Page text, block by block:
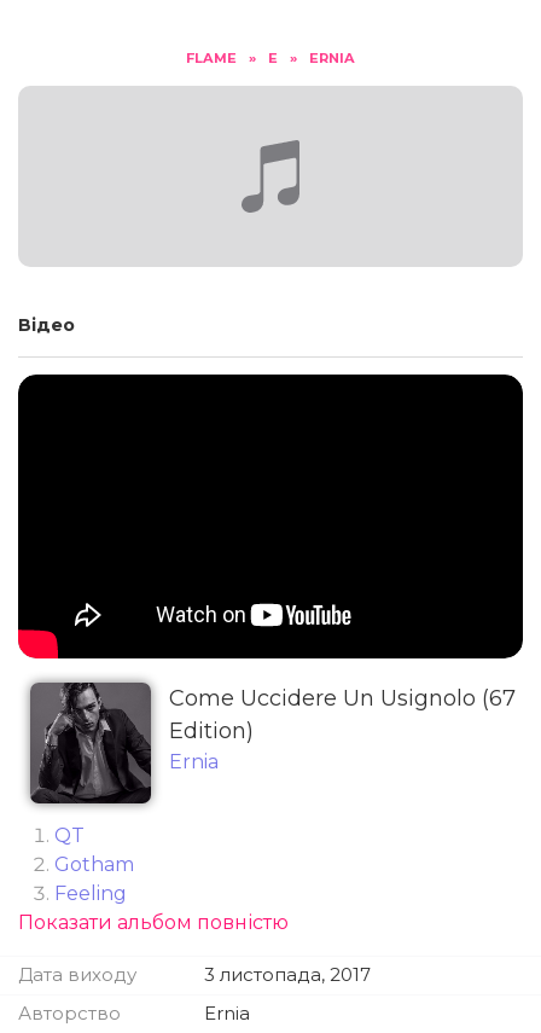
FLAME » E » ERNIA
Відео
Come Uccidere Un Usignolo (67
Edition)
Ernia
QT
Gotham
Feeling
Madonna (feat. Rkomi)
Ehy Boy
Amici
Показати альбом повністю
Дата виходу
3 листопада, 2017
Авторство
Ernia